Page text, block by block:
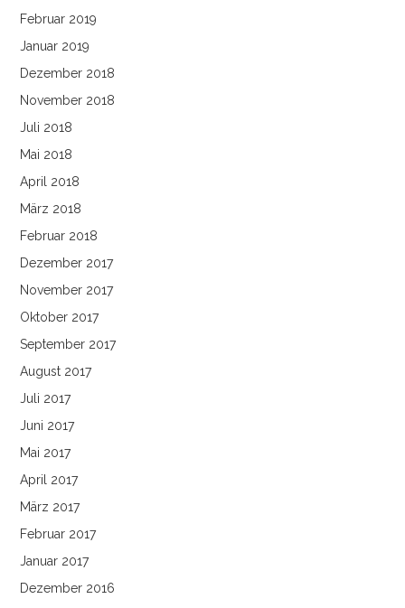
Februar 2019
Januar 2019
Dezember 2018
November 2018
Juli 2018
Mai 2018
April 2018
März 2018
Februar 2018
Dezember 2017
November 2017
Oktober 2017
September 2017
August 2017
Juli 2017
Juni 2017
Mai 2017
April 2017
März 2017
Februar 2017
Januar 2017
Dezember 2016